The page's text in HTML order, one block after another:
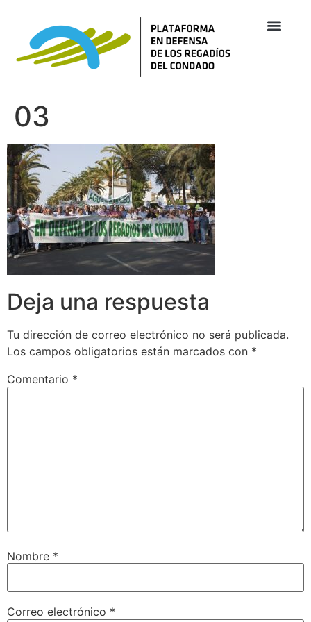
03
Deja una respuesta
Tu dirección de correo electrónico no será publicada.
Los campos obligatorios están marcados con *
Comentario *
Nombre *
Correo electrónico *